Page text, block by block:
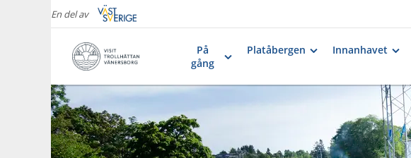
En del av
På
gång
Platåbergen Innanhavet